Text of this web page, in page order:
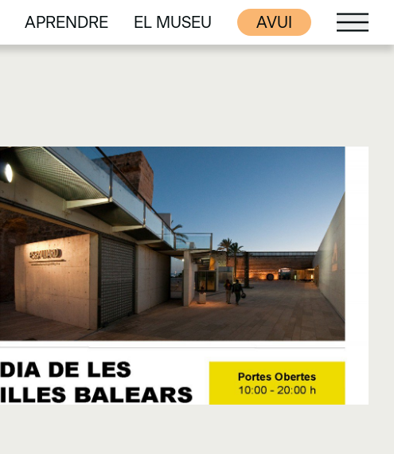
APRENDRE
APRENDRE
EL MUSEU
EL MUSEU
AVUI